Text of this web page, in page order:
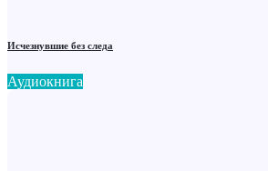
Исчезнувшие без следа
Аудиокнига